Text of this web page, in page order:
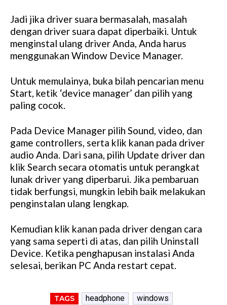
Jadi jika driver suara bermasalah, masalah
dengan driver suara dapat diperbaiki. Untuk
menginstal ulang driver Anda, Anda harus
menggunakan Window Device Manager.
Untuk memulainya, buka bilah pencarian menu
Start, ketik ‘device manager’ dan pilih yang
paling cocok.
Pada Device Manager pilih Sound, video, dan
game controllers, serta klik kanan pada driver
audio Anda. Dari sana, pilih Update driver dan
klik Search secara otomatis untuk perangkat
lunak driver yang diperbarui. Jika pembaruan
tidak berfungsi, mungkin lebih baik melakukan
penginstalan ulang lengkap.
Kemudian klik kanan pada driver dengan cara
yang sama seperti di atas, dan pilih Uninstall
Device. Ketika penghapusan instalasi Anda
selesai, berikan PC Anda restart cepat.
TAGS headphone windows